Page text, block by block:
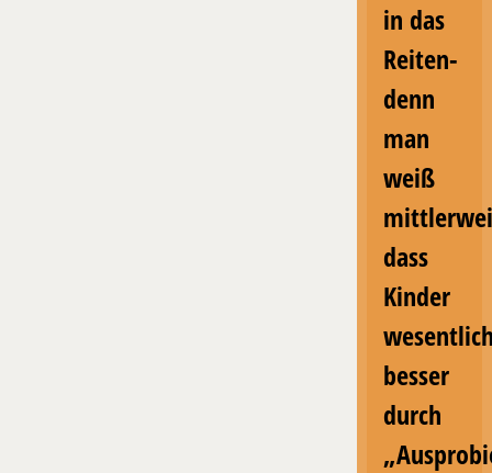
in das
Reiten-
denn
man
weiß
dass
Kinder
besser
durch